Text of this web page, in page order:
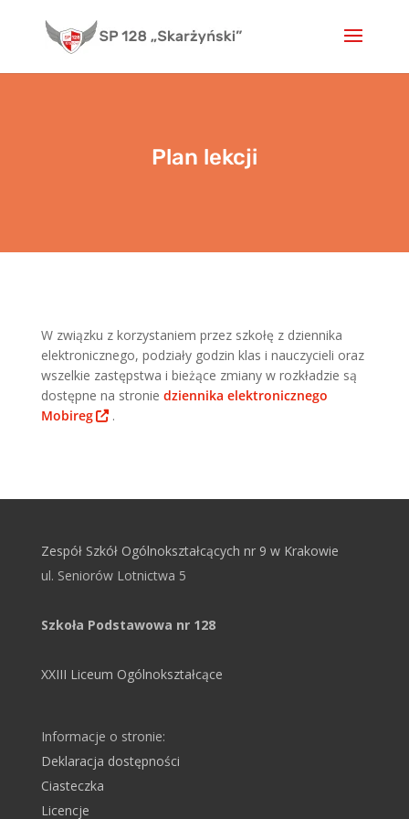
content
Plan lekcji
W związku z korzystaniem przez szkołę z dziennika
elektronicznego, podziały godzin klas i nauczycieli oraz
wszelkie zastępstwa i bieżące zmiany w rozkładzie są
dostępne na stronie dziennika elektronicznego
Mobireg
.
Zespół Szkół Ogólnokształcących nr 9 w Krakowie
ul. Seniorów Lotnictwa 5
Szkoła Podstawowa nr 128
XXIII Liceum Ogólnokształcące
Informacje o stronie:
Deklaracja dostępności
Ciasteczka
Licencje